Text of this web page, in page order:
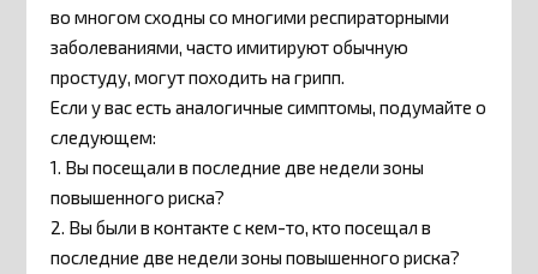
во многом сходны со многими респираторными
заболеваниями, часто имитируют обычную
простуду, могут походить на грипп.
Если у вас есть аналогичные симптомы, подумайте о
следующем:
1. Вы посещали в последние две недели зоны
повышенного риска?
2. Вы были в контакте с кем-то, кто посещал в
последние две недели зоны повышенного риска?